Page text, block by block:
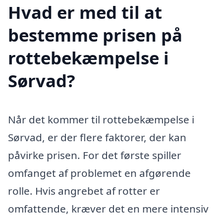
Hvad er med til at
bestemme prisen på
rottebekæmpelse i
Sørvad?
Når det kommer til rottebekæmpelse i
Sørvad, er der flere faktorer, der kan
påvirke prisen. For det første spiller
omfanget af problemet en afgørende
rolle. Hvis angrebet af rotter er
omfattende, kræver det en mere intensiv